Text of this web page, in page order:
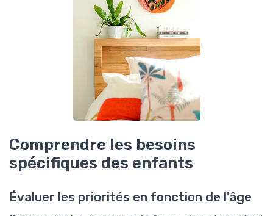
Comprendre les besoins
spécifiques des enfants
Évaluer les priorités en fonction de l'âge